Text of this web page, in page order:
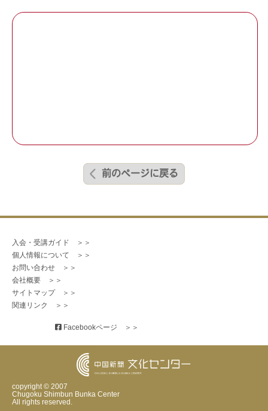
前のページに戻る
入会・受講ガイド　＞＞
個人情報について　＞＞
お問い合わせ　＞＞
会社概要　＞＞
サイトマップ　＞＞
関連リンク　＞＞
Facebookページ　＞＞
copyright © 2007
Chugoku Shimbun Bunka Center
All rights reserved.